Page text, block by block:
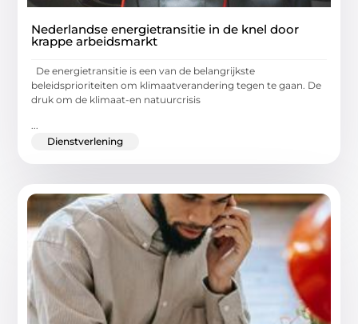
Nederlandse energietransitie in de knel door
krappe arbeidsmarkt
De energietransitie is een van de belangrijkste
beleidsprioriteiten om klimaatverandering tegen te gaan. De
druk om de klimaat-en natuurcrisis
...
Dienstverlening